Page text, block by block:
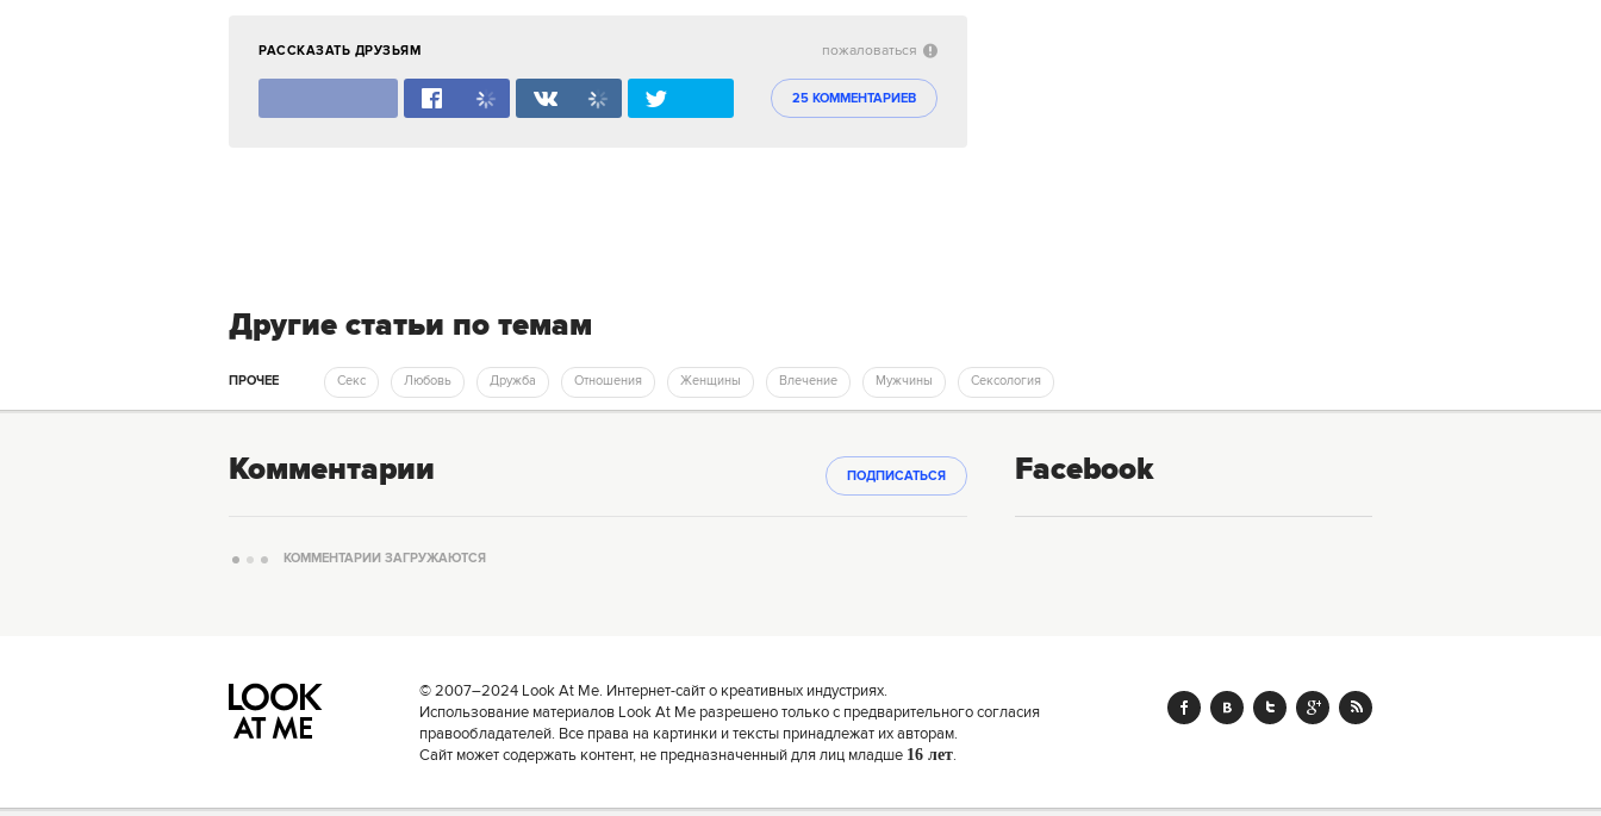
РАССКАЗАТЬ ДРУЗЬЯМ
25 КОММЕНТАРИЕВ
пожаловаться
Другие статьи по темам
ПРОЧЕЕ Секс Любовь Дружба Отношения Женщины Влечение Мужчины Сексология
Комментарии ПОДПИСАТЬСЯ
КОММЕНТАРИИ ЗАГРУЖАЮТСЯ
Facebook
© 2007–2024 Look At Me. Интернет-сайт о креативных индустриях.
Использование материалов Look At Me разрешено только с предварительного согласия
правообладателей. Все права на картинки и тексты принадлежат их авторам.
Сайт может содержать контент, не предназначенный для лиц младше 16 лет.